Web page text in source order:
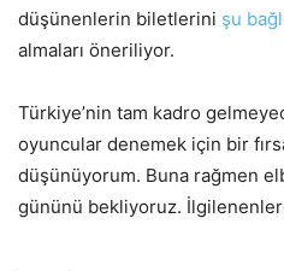
düşünenlerin biletlerini şu
almaları öneriliyor.
Türkiye’nin tam kadro
oyuncular denemek için bir
düşünüyorum. Buna rağmen
gününü bekliyoruz.